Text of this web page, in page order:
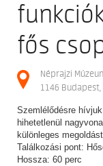
fős
Néprajzi
1146 Budapest,
Szemlélődésre
hihetetlenül
különleges
Találkozási pont:
Hossza: 60 perc